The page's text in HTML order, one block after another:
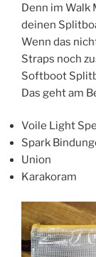
Denn im Walk
deinen
Wenn das
Straps noch
Softboot
Das geht am
Voile Light
Spark
Union
Karakoram